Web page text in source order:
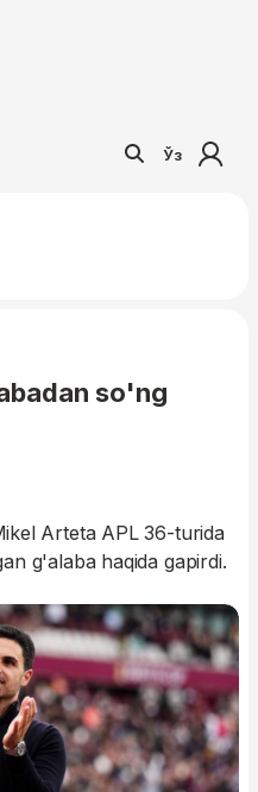
Ўз
so'ng
Arteta APL 36-turida
g'alaba haqida gapirdi.